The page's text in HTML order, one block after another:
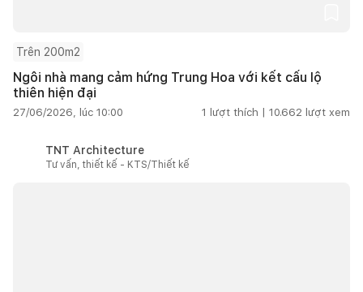
Trên 200m2
Ngôi nhà mang cảm hứng Trung Hoa với kết cấu lộ
thiên hiện đại
27/06/2026, lúc 10:00 1 lượt thích | 10.662 lượt xem
TNT Architecture
Tư vấn, thiết kế - KTS/Thiết kế